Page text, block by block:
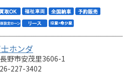
ホンダ
野市安茂里3606-1
227-3402